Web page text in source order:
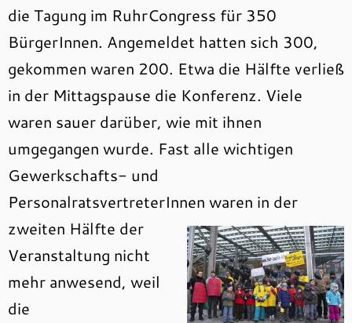
die Tagung im RuhrCongress für 350
BürgerInnen. Angemeldet hatten sich 300,
gekommen waren 200. Etwa die Hälfte verließ
in der Mittagspause die Konferenz. Viele
waren sauer darüber, wie mit ihnen
umgegangen wurde. Fast alle wichtigen
Gewerkschafts- und
PersonalratsvertreterInnen waren in der
zweiten Hälfte der
Veranstaltung nicht
mehr anwesend, weil
die